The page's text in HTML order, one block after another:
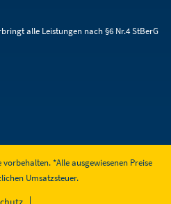
alle Leistungen nach §6 Nr.4 StBerG
*Alle ausgewiesenen Preise
Umsatzsteuer.